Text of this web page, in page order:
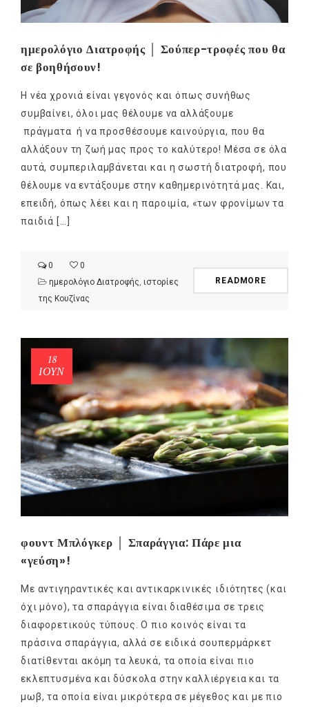
ημερολόγιο Διατροφής │ Σούπερ-τροφές που θα
σε βοηθήσουν!
Η νέα χρονιά είναι γεγονός και όπως συνήθως
συμβαίνει, όλοι μας θέλουμε να αλλάξουμε
πράγματα ή να προσθέσουμε καινούργια, που θα
αλλάξουν τη ζωή μας προς το καλύτερο! Μέσα σε όλα
αυτά, συμπεριλαμβάνεται και η σωστή διατροφή, που
θέλουμε να εντάξουμε στην καθημερινότητά μας. Και,
επειδή, όπως λέει και η παροιμία, «των φρονίμων τα
παιδιά […]
0
0
ημερολόγιο Διατροφής ιστορίες
της Κουζίνας
READMORE
18
ΙΟΎΝ
φουντ Μπλόγκερ │ Σπαράγγια: Πάρε μια
«γεύση»!
Με αντιγηραντικές και αντικαρκινικές ιδιότητες (και
όχι μόνο), τα σπαράγγια είναι διαθέσιμα σε τρεις
διαφορετικούς τύπους. Ο πιο κοινός είναι τα
πράσινα σπαράγγια, αλλά σε ειδικά σουπερμάρκετ
διατίθενται ακόμη τα λευκά, τα οποία είναι πιο
εκλεπτυσμένα και δύσκολα στην καλλιέργεια και τα
μωβ, τα οποία είναι μικρότερα σε μέγεθος και με πιο